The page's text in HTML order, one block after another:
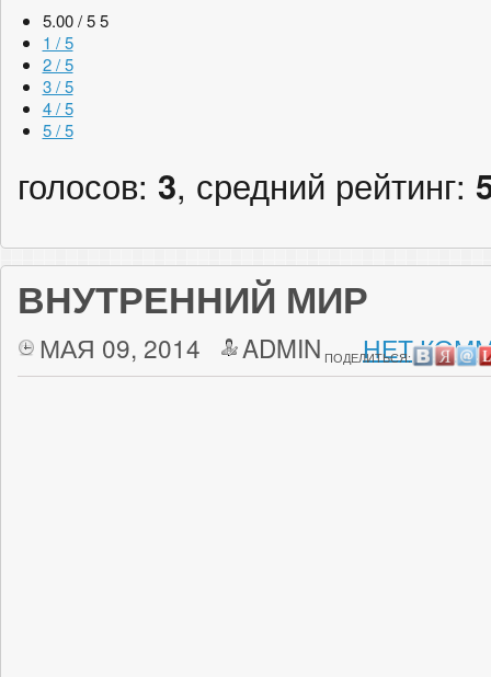
5.00 / 5 5
1 / 5
2 / 5
3 / 5
4 / 5
5 / 5
голосов: 3, средний рейтинг:
ВНУТРЕННИЙ МИР
МАЯ 09, 2014 ADMIN НЕТ
ПОДЕЛИТЬСЯ: